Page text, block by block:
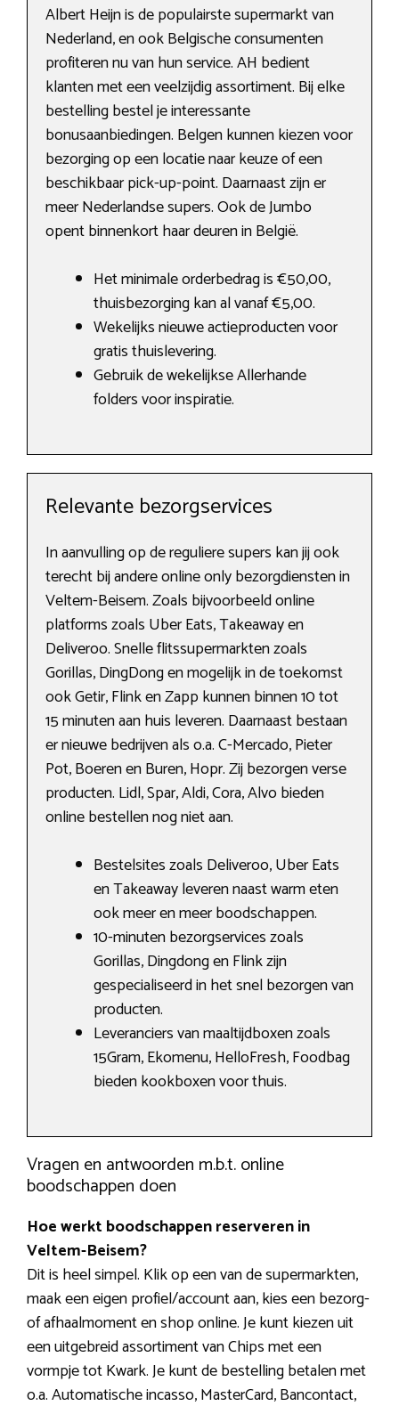
Albert Heijn is de populairste supermarkt van
Nederland, en ook Belgische consumenten
profiteren nu van hun service. AH bedient
klanten met een veelzijdig assortiment. Bij elke
bestelling bestel je interessante
bonusaanbiedingen. Belgen kunnen kiezen voor
bezorging op een locatie naar keuze of een
beschikbaar pick-up-point. Daarnaast zijn er
meer Nederlandse supers. Ook de Jumbo
opent binnenkort haar deuren in België.
Het minimale orderbedrag is €50,00,
thuisbezorging kan al vanaf €5,00.
Wekelijks nieuwe actieproducten voor
gratis thuislevering.
Gebruik de wekelijkse Allerhande
folders voor inspiratie.
Relevante bezorgservices
In aanvulling op de reguliere supers kan jij ook
terecht bij andere online only bezorgdiensten in
Veltem-Beisem. Zoals bijvoorbeeld online
platforms zoals Uber Eats, Takeaway en
Deliveroo. Snelle flitssupermarkten zoals
Gorillas, DingDong en mogelijk in de toekomst
ook Getir, Flink en Zapp kunnen binnen 10 tot
15 minuten aan huis leveren. Daarnaast bestaan
er nieuwe bedrijven als o.a. C-Mercado, Pieter
Pot, Boeren en Buren, Hopr. Zij bezorgen verse
producten. Lidl, Spar, Aldi, Cora, Alvo bieden
online bestellen nog niet aan.
Bestelsites zoals Deliveroo, Uber Eats
en Takeaway leveren naast warm eten
ook meer en meer boodschappen.
10-minuten bezorgservices zoals
Gorillas, Dingdong en Flink zijn
gespecialiseerd in het snel bezorgen van
producten.
Leveranciers van maaltijdboxen zoals
15Gram, Ekomenu, HelloFresh, Foodbag
bieden kookboxen voor thuis.
Vragen en antwoorden m.b.t. online
boodschappen doen
Hoe werkt boodschappen reserveren in
Veltem-Beisem?
Dit is heel simpel. Klik op een van de supermarkten,
maak een eigen profiel/account aan, kies een bezorg-
of afhaalmoment en shop online. Je kunt kiezen uit
een uitgebreid assortiment van Chips met een
vormpje tot Kwark. Je kunt de bestelling betalen met
o.a. Automatische incasso, MasterCard, Bancontact,